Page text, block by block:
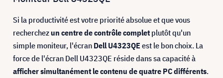
Si la productivité est votre priorité absolue et que vous
recherchezun centre de contrôle complet plutôt qu'un
simple moniteur, l'écran Dell U4323QE est le bon choix. La
force de l'écran Dell U4323QE réside dans sa capacité à
afficher simultanément le contenu de quatre PC différents.